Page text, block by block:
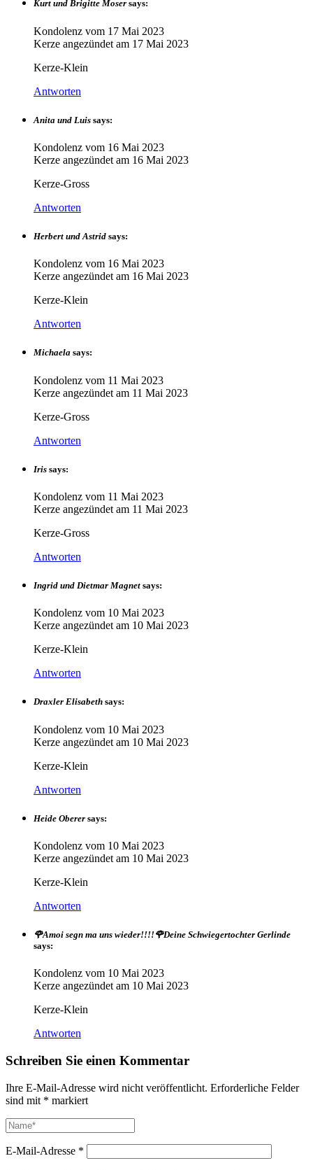
Kurt und Brigitte Moser says:
Kondolenz vom 17 Mai 2023
Kerze angezündet am 17 Mai 2023
Kerze-Klein
Antworten
Anita und Luis says:
Kondolenz vom 16 Mai 2023
Kerze angezündet am 16 Mai 2023
Kerze-Gross
Antworten
Herbert und Astrid says:
Kondolenz vom 16 Mai 2023
Kerze angezündet am 16 Mai 2023
Kerze-Klein
Antworten
Michaela says:
Kondolenz vom 11 Mai 2023
Kerze angezündet am 11 Mai 2023
Kerze-Gross
Antworten
Iris says:
Kondolenz vom 11 Mai 2023
Kerze angezündet am 11 Mai 2023
Kerze-Gross
Antworten
Ingrid und Dietmar Magnet says:
Kondolenz vom 10 Mai 2023
Kerze angezündet am 10 Mai 2023
Kerze-Klein
Antworten
Draxler Elisabeth says:
Kondolenz vom 10 Mai 2023
Kerze angezündet am 10 Mai 2023
Kerze-Klein
Antworten
Heide Oberer says:
Kondolenz vom 10 Mai 2023
Kerze angezündet am 10 Mai 2023
Kerze-Klein
Antworten
🌹Amoi segn ma uns wieder!!!!🌹Deine Schwiegertochter Gerlinde
says:
Kondolenz vom 10 Mai 2023
Kerze angezündet am 10 Mai 2023
Kerze-Klein
Antworten
Schreiben Sie einen Kommentar
Ihre E-Mail-Adresse wird nicht veröffentlicht. Erforderliche Felder
sind mit * markiert
E-Mail-Adresse *